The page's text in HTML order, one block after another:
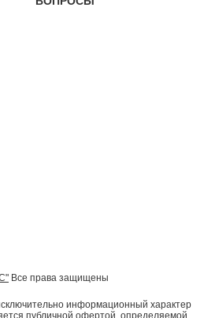
Все права защищены
информационный характер
публичной офертой, определяемой